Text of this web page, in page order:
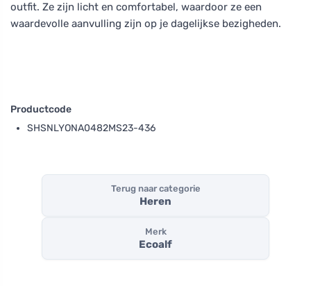
outfit. Ze zijn licht en comfortabel, waardoor ze een
waardevolle aanvulling zijn op je dagelijkse bezigheden.
Productcode
SHSNLYONA0482MS23-436
Terug naar categorie
Heren
Merk
Ecoalf